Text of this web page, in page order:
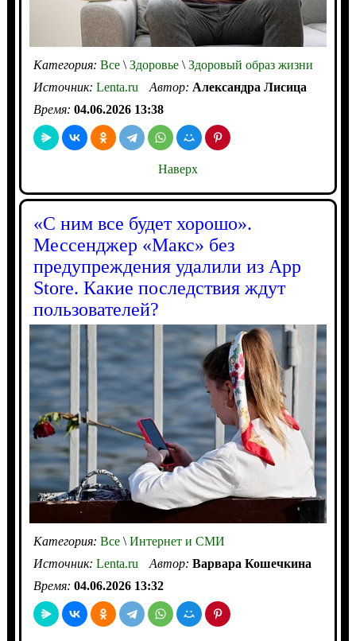
Категория: Все\Здоровье\Здоровый образ жизни
Источник: Lenta.ru Автор: Александра Лисица
Время: 04.06.2026 13:38
Наверх
«С ним все будет хорошо».
Мессенджер «Макс» без
предупреждения удалили из App
Store. Какие последствия ждут
пользователей?
Категория: Все\Интернет и СМИ
Источник: Lenta.ru Автор: Варвара Кошечкина
Время: 04.06.2026 13:32